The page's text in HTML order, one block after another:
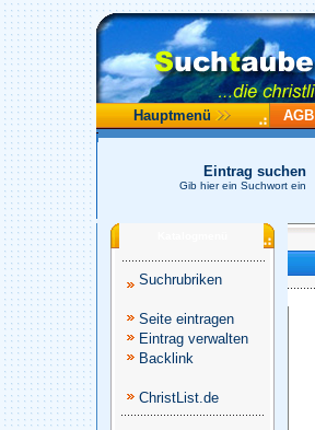
Hauptmenü AGB
Eintrag suchen
Gib hier ein Suchwort ein
Suchrubriken
Seite eintragen
Eintrag verwalten
Backlink
ChristList.de